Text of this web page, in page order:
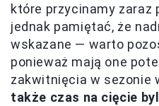
które przycinamy zaraz
jednak pamiętać, że
wskazane — warto
ponieważ mają one
zakwitnięcia w sezonie
także czas na cięcie